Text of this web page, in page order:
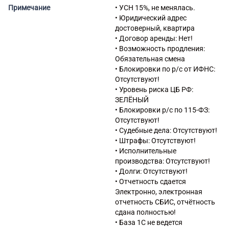
железобетонные
43.99.6 Работы каменные и
кирпичные
47.7 Торговля розничная
прочими товарами в
специализированных
магазинах
47.78.4 Торговля розничная
предметами культового и
религиозного назначения,
похоронными
принадлежностями в
специализированных
магазинах
71.11 Деятельность в области
архитектуры
96.03 Организация похорон и
предоставление связанных с
ними услуг
Примечание
• УСН 15%, не менялась.
• Юридический адрес
достоверный, квартира
• Договор аренды: Нет!
• Возможность продления:
Обязательная смена
• Блокировки по р/с от ИФНС:
Отсутствуют!
• Уровень риска ЦБ РФ:
ЗЕЛЁНЫЙ
• Блокировки р/с по 115-ФЗ:
Отсутствуют!
• Судебные дела: Отсутствуют!
• Штрафы: Отсутствуют!
• Исполнительные
производства: Отсутствуют!
• Долги: Отсутствуют!
• Отчетность сдается
Электронно, электронная
отчетность СБИС, отчётность
сдана полностью!
• База 1С не ведется